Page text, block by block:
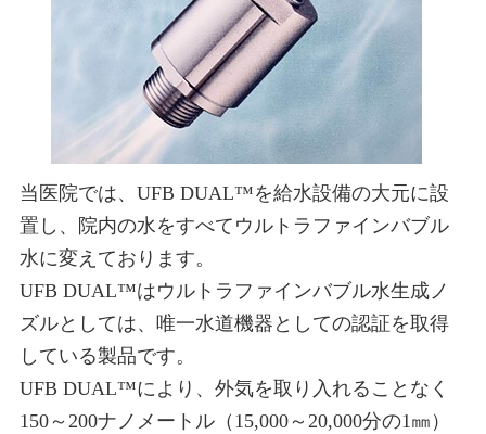
当医院では、UFB DUAL™を給水設備の大元に設
置し、院内の水をすべてウルトラファインバブル
水に変えております。
UFB DUAL™はウルトラファインバブル水生成ノ
ズルとしては、唯一水道機器としての認証を取得
している製品です。
UFB DUAL™により、外気を取り入れることなく
150～200ナノメートル（15,000～20,000分の1㎜）